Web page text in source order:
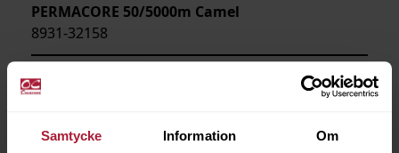
Samtycke Information Om
PERMACORE 50/5000m Camel
8931-32158
Saldo